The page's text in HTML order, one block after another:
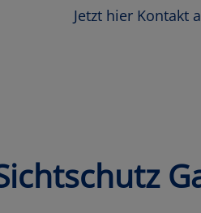
Jetzt hier Kontakt